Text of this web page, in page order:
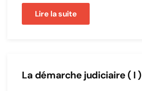
Lire la suite
La démarche judiciaire ( I )